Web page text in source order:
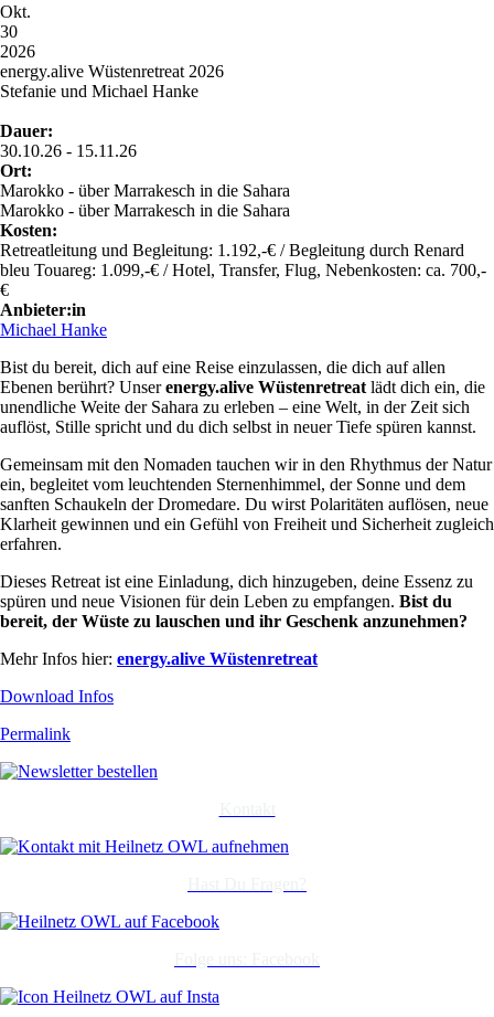
Okt.
30
2026
energy.alive Wüstenretreat 2026
Stefanie und Michael Hanke
Dauer:
30.10.26 - 15.11.26
Ort:
Marokko - über Marrakesch in die Sahara
Marokko - über Marrakesch in die Sahara
Kosten:
Retreatleitung und Begleitung: 1.192,-€ / Begleitung durch Renard
bleu Touareg: 1.099,-€ / Hotel, Transfer, Flug, Nebenkosten: ca. 700,-
€
Anbieter:in
Michael Hanke
Bist du bereit, dich auf eine Reise einzulassen, die dich auf allen
Ebenen berührt? Unserenergy.alive Wüstenretreat lädt dich ein, die
unendliche Weite der Sahara zu erleben – eine Welt, in der Zeit sich
auflöst, Stille spricht und du dich selbst in neuer Tiefe spüren kannst.
Gemeinsam mit den Nomaden tauchen wir in den Rhythmus der Natur
ein, begleitet vom leuchtenden Sternenhimmel, der Sonne und dem
sanften Schaukeln der Dromedare. Du wirst Polaritäten auflösen, neue
Klarheit gewinnen und ein Gefühl von Freiheit und Sicherheit zugleich
erfahren.
Dieses Retreat ist eine Einladung, dich hinzugeben, deine Essenz zu
spüren und neue Visionen für dein Leben zu empfangen. Bist du
bereit, der Wüste zu lauschen und ihr Geschenk anzunehmen?
Mehr Infos hier: energy.alive Wüstenretreat
Download Infos
Permalink